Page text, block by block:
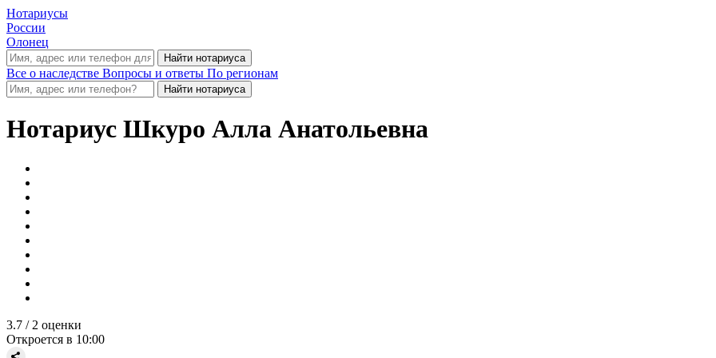
Нотариусы
России
Олонец
Все о наследстве Вопросы и ответы По регионам
Нотариус Шкуро Алла Анатольевна
3.7 / 2 оценки
Откроется в 10:00